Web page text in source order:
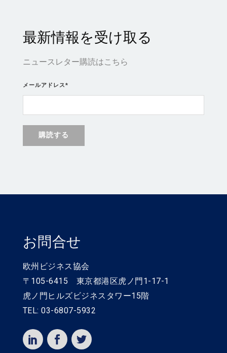
最新情報を受け取る
ニュースレター購読はこちら
メールアドレス*
お問合せ
欧州ビジネス協会
〒105-6415 東京都港区虎ノ門1-17-1
虎ノ門ヒルズビジネスタワー15階
TEL: 03-6807-5932